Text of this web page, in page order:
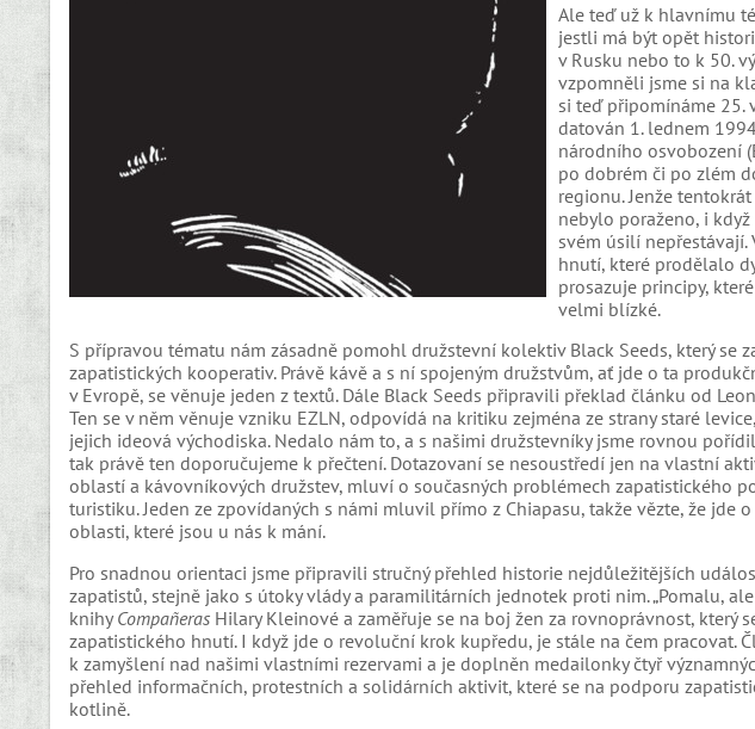
Ale teď už k hlavnímu
jestli má být opět
v Rusku nebo to k 50.
vzpomněli jsme si na
si teď připomínáme 25.
datován 1. lednem
národního osvobození
po dobrém či po zlém
regionu. Jenže
nebylo poraženo, i
svém úsilí nepřestávají.
hnutí, které prodělalo
prosazuje principy,
velmi blízké.
S přípravou tématu nám zásadně pomohl družstevní kolektiv Black Seeds, který se
zapatistických kooperativ. Právě kávě a s ní spojeným družstvům, ať jde o ta
v Evropě, se věnuje jeden z textů. Dále Black Seeds připravili překlad článku od
Ten se v něm věnuje vzniku EZLN, odpovídá na kritiku zejména ze strany staré
jejich ideová východiska. Nedalo nám to, a s našimi družstevníky jsme rovnou
tak právě ten doporučujeme k přečtení. Dotazovaní se nesoustředí jen na vlastní
oblastí a kávovníkových družstev, mluví o současných problémech zapatistického
turistiku. Jeden ze zpovídaných s námi mluvil přímo z Chiapasu, takže vězte, že jde
oblasti, které jsou u nás k mání.
Pro snadnou orientaci jsme připravili stručný přehled historie nejdůležitějších
zapatistů, stejně jako s útoky vlády a paramilitárních jednotek proti nim. „Pomalu,
knihy CompañerasHilary Kleinové a zaměřuje se na boj žen za rovnoprávnost, který
zapatistického hnutí. I když jde o revoluční krok kupředu, je stále na čem pracovat.
k zamyšlení nad našimi vlastními rezervami a je doplněn medailonky čtyř
přehled informačních, protestních a solidárních aktivit, které se na podporu
kotlině.